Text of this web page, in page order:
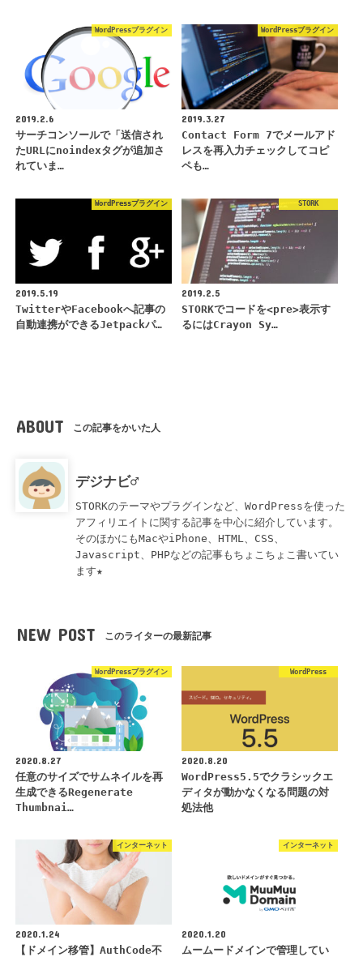
WordPressプラグイン
2019.2.6
サーチコンソールで「送信され
たURLにnoindexタグが追加さ
れていま…
WordPressプラグイン
2019.3.27
Contact Form 7でメールアド
レスを再入力チェックしてコピ
ペも…
WordPressプラグイン
2019.5.19
TwitterやFacebookへ記事の
自動連携ができるJetpackパ…
STORK
2019.2.5
STORKでコードを<pre>表示す
るにはCrayon Sy…
ABOUT この記事をかいた人
デジナビ♂
STORKのテーマやプラグインなど、WordPressを使った
アフィリエイトに関する記事を中心に紹介しています。
そのほかにもMacやiPhone、HTML、CSS、
Javascript、PHPなどの記事もちょこちょこ書いてい
ます★
NEW POST このライターの最新記事
WordPressプラグイン
2020.8.27
任意のサイズでサムネイルを再
生成できるRegenerate
Thumbnai…
WordPress
2020.8.20
WordPress5.5でクラシックエ
ディタが動かなくなる問題の対
処法他
インターネット
2020.1.24
【ドメイン移管】AuthCode不
インターネット
2020.1.20
ムームードメインで管理してい